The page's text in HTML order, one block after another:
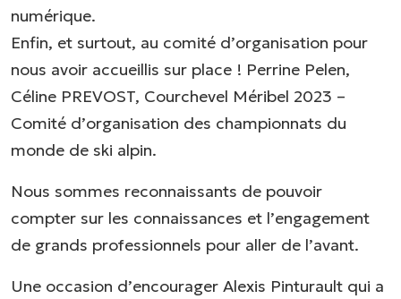
numérique.
Enfin, et surtout, au comité d’organisation pour
nous avoir accueillis sur place ! Perrine Pelen,
Céline PREVOST, Courchevel Méribel 2023 –
Comité d’organisation des championnats du
monde de ski alpin.
Nous sommes reconnaissants de pouvoir
compter sur les connaissances et l’engagement
de grands professionnels pour aller de l’avant.
Une occasion d’encourager Alexis Pinturault qui a